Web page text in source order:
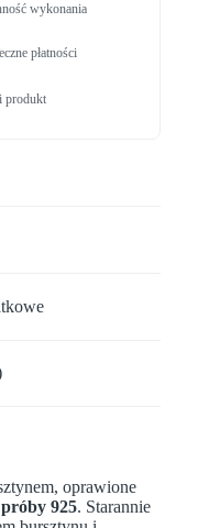
wykonania
płatności
produkt
oprawione
925. Starannie